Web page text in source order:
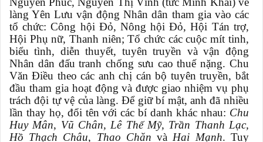
làng Yên Lưu vận động Nhân dân tham gia vào các
tổ chức: Công hội Đỏ, Nông hội Đỏ, Hội Tán trợ,
Hội Phụ nữ, Thanh niên; Tổ chức các cuộc mít tinh,
biểu tình, diễn thuyết, tuyên truyền và vận động
Nhân dân đấu tranh chống sưu cao thuế nặng. Chu
Văn Điều theo các anh chị cán bộ tuyên truyền, bắt
đầu tham gia hoạt động và được giao nhiệm vụ phụ
trách đội tự vệ của làng. Để giữ bí mật, anh đã nhiều
lần thay họ, đổi tên với các bí danh khác nhau: Chu
Huy Mân, Vũ Chân, Lê Thế Mỹ, Trần Thanh Lạc,
Hồ Thạch Châu, Thao Chăn và Hai Mạnh. Tuy